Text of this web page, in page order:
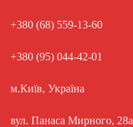
+380 (68) 559-13-60
+380 (95) 044-42-01
м.Київ, Україна
вул. Панаса Мирного, 28а